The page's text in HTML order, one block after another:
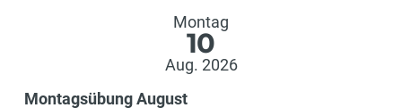
Montag
10
Aug. 2026
Montagsübung August